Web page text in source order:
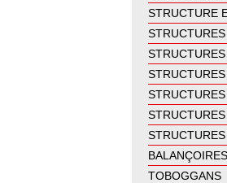
STRUCTURE
TOBOGGANS